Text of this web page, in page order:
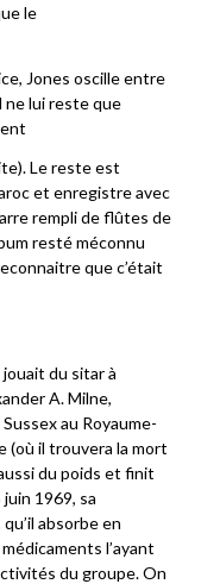
le
Jones oscille entre
ne lui reste que
Le reste est
et enregistre avec
rempli de flûtes de
resté méconnu
que c’était
jouait du sitar à
A. Milne,
au Royaume-
(où il trouvera la mort
du poids et finit
1969, sa
absorbe en
l’ayant
du groupe. On